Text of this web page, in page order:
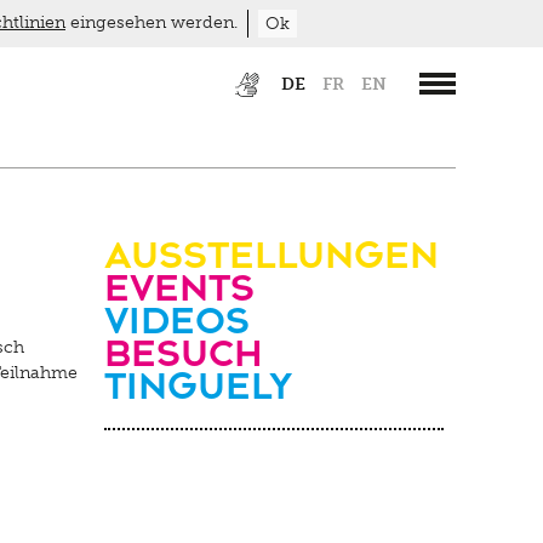
DE FR EN
Ausstellungen
Events
Videos
Besuch
Tinguely
eingesehen werden. Ok